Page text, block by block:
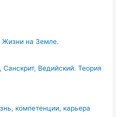
Жизни на Земле.
Санскрит, Ведийский. Теория
компетенции, карьера